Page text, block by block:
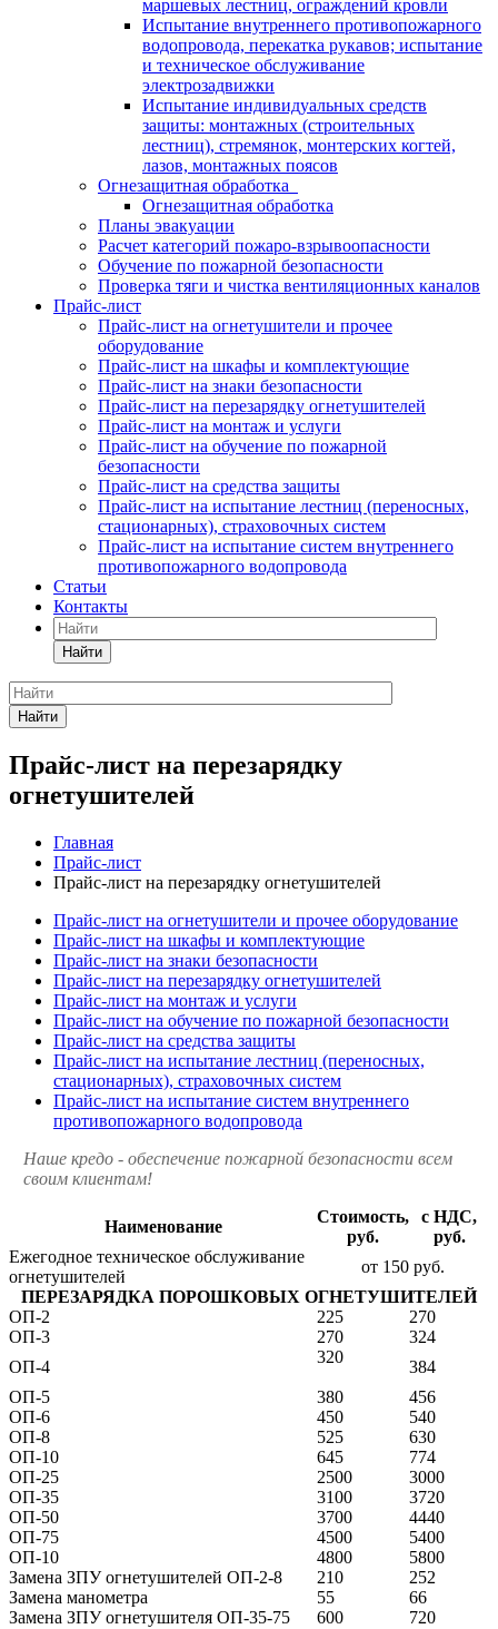
маршевых лестниц, ограждений кровли
Испытание внутреннего противопожарного
водопровода, перекатка рукавов; испытание
и техническое обслуживание
электрозадвижки
Испытание индивидуальных средств
защиты: монтажных (строительных
лестниц), стремянок, монтерских когтей,
лазов, монтажных поясов
Огнезащитная обработка
Огнезащитная обработка
Планы эвакуации
Расчет категорий пожаро-взрывоопасности
Обучение по пожарной безопасности
Проверка тяги и чистка вентиляционных каналов
Прайс-лист
Прайс-лист на огнетушители и прочее
оборудование
Прайс-лист на шкафы и комплектующие
Прайс-лист на знаки безопасности
Прайс-лист на перезарядку огнетушителей
Прайс-лист на монтаж и услуги
Прайс-лист на обучение по пожарной
безопасности
Прайс-лист на средства защиты
Прайс-лист на испытание лестниц (переносных,
стационарных), страховочных систем
Прайс-лист на испытание систем внутреннего
противопожарного водопровода
Статьи
Контакты
Найти
Найти
Прайс-лист на перезарядку
огнетушителей
Главная
Прайс-лист
Прайс-лист на перезарядку огнетушителей
Прайс-лист на огнетушители и прочее оборудование
Прайс-лист на шкафы и комплектующие
Прайс-лист на знаки безопасности
Прайс-лист на перезарядку огнетушителей
Прайс-лист на монтаж и услуги
Прайс-лист на обучение по пожарной безопасности
Прайс-лист на средства защиты
Прайс-лист на испытание лестниц (переносных,
стационарных), страховочных систем
Прайс-лист на испытание систем внутреннего
противопожарного водопровода
Наше кредо - обеспечение пожарной безопасности всем
своим клиентам!
Наименование
Стоимость,
руб.
с НДС,
руб.
Ежегодное техническое обслуживание
огнетушителей
от 150 руб.
ПЕРЕЗАРЯДКА ПОРОШКОВЫХ ОГНЕТУШИТЕЛЕЙ
ОП-2
225
270
ОП-3
270
324
ОП-4
320
384
ОП-5
380
456
ОП-6
450
540
ОП-8
525
630
ОП-10
645
774
ОП-25
2500
3000
ОП-35
3100
3720
ОП-50
3700
4440
ОП-75
4500
5400
ОП-10
4800
5800
Замена ЗПУ огнетушителей ОП-2-8
210
252
Замена манометра
55
66
Замена ЗПУ огнетушителя ОП-35-75
600
720